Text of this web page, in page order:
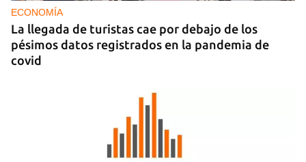
ECONOMÍA
La llegada de turistas cae por debajo de los
pésimos datos registrados en la pandemia de
covid